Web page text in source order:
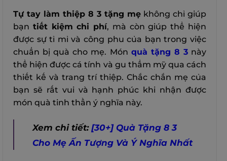
Tự tay làm thiệp 8 3 tặng mẹ không chỉ giúp
bạn tiết kiệm chi phí, mà còn giúp thể hiện
được sự tỉ mỉ và công phu của bạn trong việc
chuẩn bị quà cho mẹ. Món quà tặng 8 3này
thể hiện được cá tính và gu thẩm mỹ qua cách
thiết kế và trang trí thiệp. Chắc chắn mẹ của
bạn sẽ rất vui và hạnh phúc khi nhận được
món quà tinh thần ý nghĩa này.
Xem chi tiết:[30+] Quà Tặng 8 3
Cho Mẹ Ấn Tượng Và Ý Nghĩa Nhất